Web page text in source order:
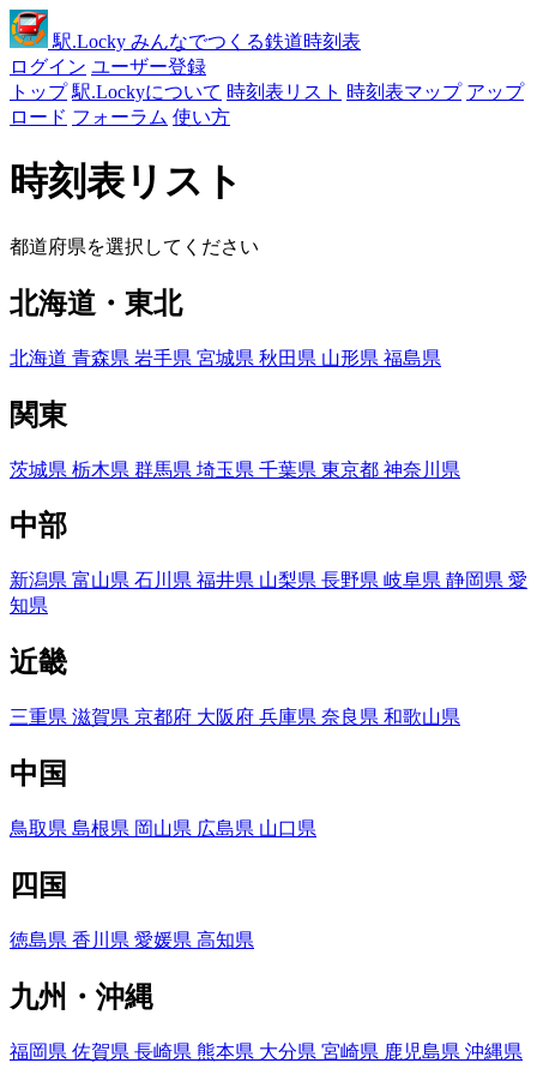
駅.Locky みんなでつくる鉄道時刻表
ログイン ユーザー登録
トップ 駅.Lockyについて 時刻表リスト 時刻表マップ アップ
ロード フォーラム 使い方
時刻表リスト
都道府県を選択してください
北海道・東北
北海道 青森県 岩手県 宮城県 秋田県 山形県 福島県
関東
茨城県 栃木県 群馬県 埼玉県 千葉県 東京都 神奈川県
中部
新潟県 富山県 石川県 福井県 山梨県 長野県 岐阜県 静岡県 愛
知県
近畿
三重県 滋賀県 京都府 大阪府 兵庫県 奈良県 和歌山県
中国
鳥取県 島根県 岡山県 広島県 山口県
四国
徳島県 香川県 愛媛県 高知県
九州・沖縄
福岡県 佐賀県 長崎県 熊本県 大分県 宮崎県 鹿児島県 沖縄県